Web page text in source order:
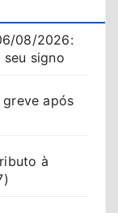
08/2026:
signo
greve após
à